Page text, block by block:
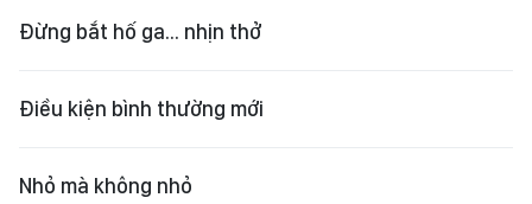
Đừng bắt hố ga... nhịn thở
Điều kiện bình thường mới
Nhỏ mà không nhỏ